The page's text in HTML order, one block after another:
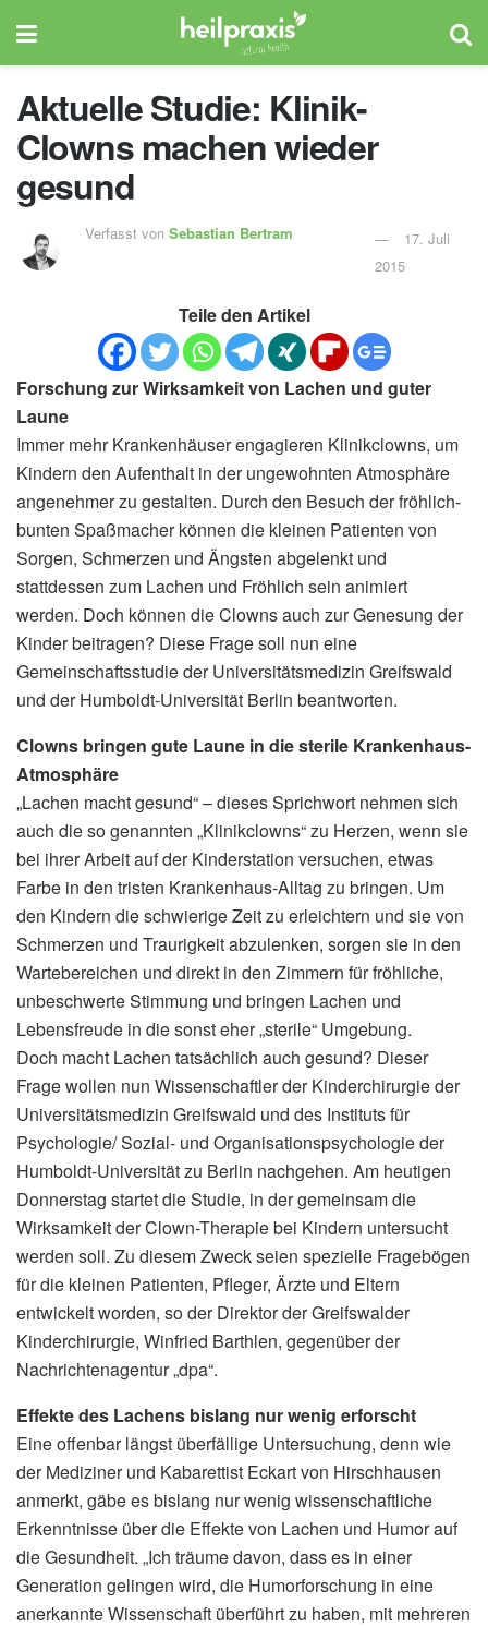
Aktuelle Studie: Klinik-
Clowns machen wieder
gesund
Verfasst vonSebastian Bertram
17. Juli
2015
Teile den Artikel
Forschung zur Wirksamkeit von Lachen und guter
Laune
Immer mehr Krankenhäuser engagieren Klinikclowns, um
Kindern den Aufenthalt in der ungewohnten Atmosphäre
angenehmer zu gestalten. Durch den Besuch der fröhlich-
bunten Spaßmacher können die kleinen Patienten von
Sorgen, Schmerzen und Ängsten abgelenkt und
stattdessen zum Lachen und Fröhlich sein animiert
werden. Doch können die Clowns auch zur Genesung der
Kinder beitragen? Diese Frage soll nun eine
Gemeinschaftsstudie der Universitätsmedizin Greifswald
und der Humboldt-Universität Berlin beantworten.
Clowns bringen gute Laune in die sterile Krankenhaus-
Atmosphäre
„Lachen macht gesund“ – dieses Sprichwort nehmen sich
auch die so genannten „Klinikclowns“ zu Herzen, wenn sie
bei ihrer Arbeit auf der Kinderstation versuchen, etwas
Farbe in den tristen Krankenhaus-Alltag zu bringen. Um
den Kindern die schwierige Zeit zu erleichtern und sie von
Schmerzen und Traurigkeit abzulenken, sorgen sie in den
Wartebereichen und direkt in den Zimmern für fröhliche,
unbeschwerte Stimmung und bringen Lachen und
Lebensfreude in die sonst eher „sterile“ Umgebung.
Doch macht Lachen tatsächlich auch gesund? Dieser
Frage wollen nun Wissenschaftler der Kinderchirurgie der
Universitätsmedizin Greifswald und des Instituts für
Psychologie/ Sozial- und Organisationspsychologie der
Humboldt-Universität zu Berlin nachgehen. Am heutigen
Donnerstag startet die Studie, in der gemeinsam die
Wirksamkeit der Clown-Therapie bei Kindern untersucht
werden soll. Zu diesem Zweck seien spezielle Fragebögen
für die kleinen Patienten, Pfleger, Ärzte und Eltern
entwickelt worden, so der Direktor der Greifswalder
Kinderchirurgie, Winfried Barthlen, gegenüber der
Nachrichtenagentur „dpa“.
Effekte des Lachens bislang nur wenig erforscht
Eine offenbar längst überfällige Untersuchung, denn wie
der Mediziner und Kabarettist Eckart von Hirschhausen
anmerkt, gäbe es bislang nur wenig wissenschaftliche
Erkenntnisse über die Effekte von Lachen und Humor auf
die Gesundheit. „Ich träume davon, dass es in einer
Generation gelingen wird, die Humorforschung in eine
anerkannte Wissenschaft überführt zu haben, mit mehreren